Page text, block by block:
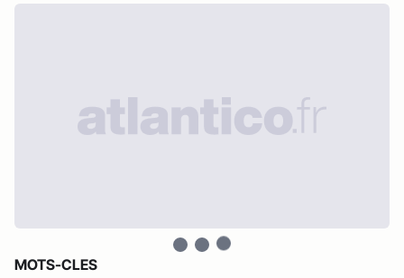
MOTS-CLES